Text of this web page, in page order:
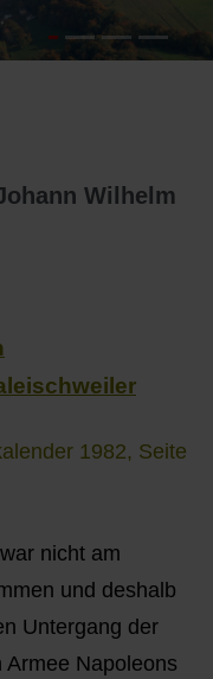
Wilhelm
1982, Seite
nicht am
und deshalb
Untergang der
Napoleons